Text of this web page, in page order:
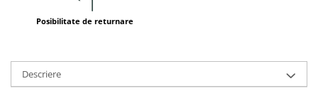
Module din burete
Motricitate fina
Posibilitate de returnare
Descriere